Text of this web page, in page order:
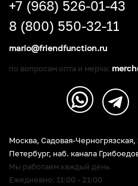
Москва, Садовая-Черногрязская,
Петербург, наб. канала
Мы работаем каждый день
Ежедневно: 11:00 - 21:00
+7 (968) 526-01-43
8 (800) 550-32-11
mario@friendfunction.ru
по вопросам опта и мерча: